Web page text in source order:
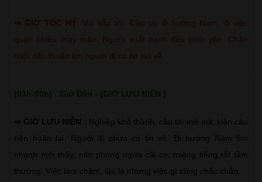
⇒ GIỜ TỐC HỶ
Vui sắp tới. Cầu tài đi hướng Nam, đi việc
quan nhiều may mắn. Người xuất hành đều bình yên. Chăn
nuôi đều thuận lợi, người đi có tin vui về.
(03h-05h) - Giờ Dần - (GIỜ LƯU NIÊN )
⇒ GIỜ LƯU NIÊN
: Nghiệp khó thành, cầu tài mờ mịt, kiện cáo
nên hoãn lại. Người đi chưa có tin về. Đi hướng Nam tìm
nhanh mới thấy, nên phòng ngừa cãi cọ, miệng tiếng rất tầm
thường. Việc làm chậm, lâu la nhưng việc gì cũng chắc chắn.